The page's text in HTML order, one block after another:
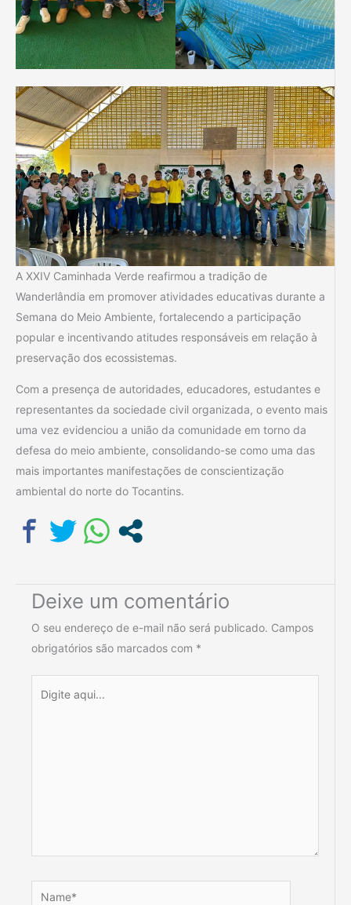
A XXIV Caminhada Verde reafirmou a tradição de
Wanderlândia em promover atividades educativas durante a
Semana do Meio Ambiente, fortalecendo a participação
popular e incentivando atitudes responsáveis em relação à
preservação dos ecossistemas.
Com a presença de autoridades, educadores, estudantes e
representantes da sociedade civil organizada, o evento mais
uma vez evidenciou a união da comunidade em torno da
defesa do meio ambiente, consolidando-se como uma das
mais importantes manifestações de conscientização
ambiental do norte do Tocantins.
Deixe um comentário
O seu endereço de e-mail não será publicado. Campos
obrigatórios são marcados com *
aqui...